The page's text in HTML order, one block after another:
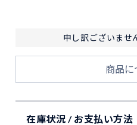
申し訳ございませ
商品に
在庫状況 / お支払い方法